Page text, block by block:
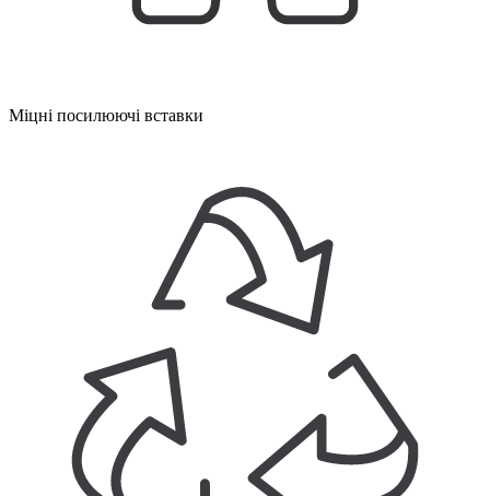
Міцні посилюючі вставки